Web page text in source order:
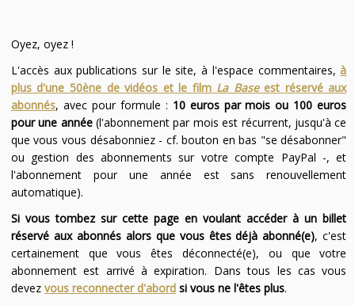
Oyez, oyez !
L'accès aux publications sur le site, à l'espace commentaires,à
plus d'une 50ène de vidéos et le film La Baseest réservé aux
abonnés, avec pour formule : 10 euros par mois ou 100 euros
pour une année(l'abonnement par mois est récurrent, jusqu'à ce
que vous vous désabonniez - cf. bouton en bas "se désabonner"
ou gestion des abonnements sur votre compte PayPal -, et
l'abonnement pour une année est sans renouvellement
automatique).
Si vous tombez sur cette page en voulant accéder à un billet
réservé aux abonnés alors que vous êtes déjà abonné(e), c'est
certainement que vous êtes déconnecté(e), ou que votre
abonnement est arrivé à expiration. Dans tous les cas vous
devez vous reconnecter d'abordsi vous ne l'êtes plus.